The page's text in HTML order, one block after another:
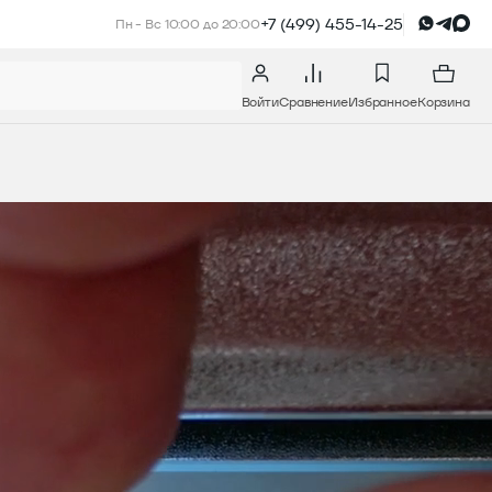
Пн - Вс 10:00 до 20:00+7 (499) 455-14-25
110
В КОРЗИНУ
В КОРЗИНУ
Цифровое пианино Casio Privia
PX-770 WE
В КОРЗИНУ
ВойтиСравнениеИзбранноеКорзина